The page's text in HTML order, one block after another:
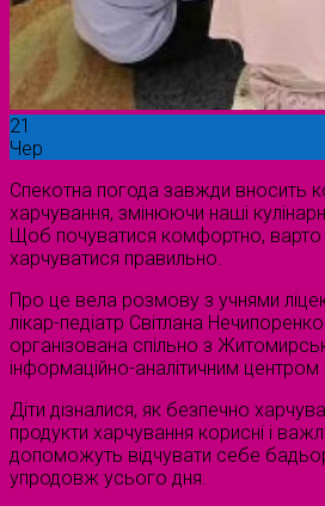
21
Чер
Спекотна погода завжди вносить
харчування, змінюючи наші
Щоб почуватися комфортно, варто
харчуватися правильно.
Про це вела розмову з учнями
лікар-педіатр Світлана
організована спільно з
інформаційно-аналітичним центром
Діти дізналися, як безпечно
продукти харчування корисні і
допоможуть відчувати себе
упродовж усього дня.